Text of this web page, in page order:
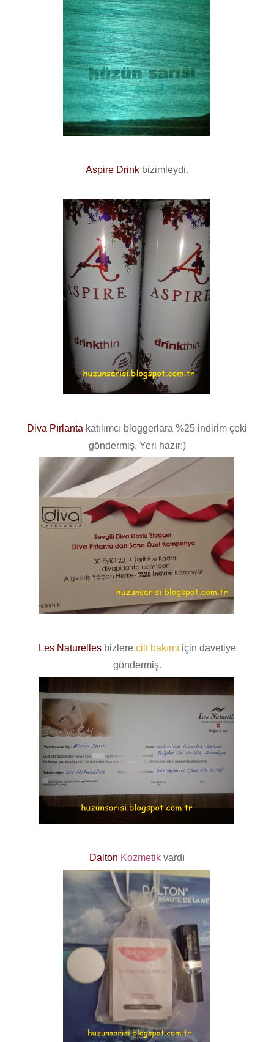
Aspire Drink bizimleydi.
Diva Pırlanta katılımcı bloggerlara %25 indirim çeki
göndermiş. Yeri hazır:)
Les Naturellesbizlere cilt bakımı için davetiye
göndermiş.
Dalton Kozmetik vardı